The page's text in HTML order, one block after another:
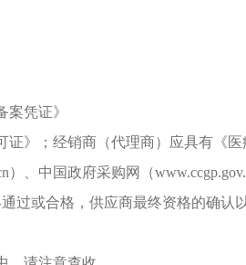
凭证》
》；经销商（代理商）应具有《
）、中国政府采购网（
过或合格，供应商最终资格的确认